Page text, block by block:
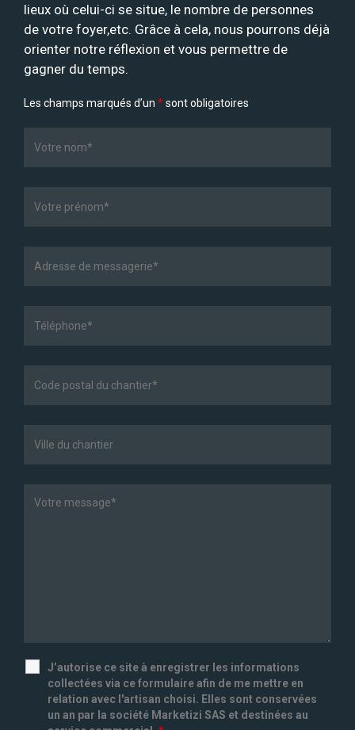
lieux où celui-ci se situe, le nombre de personnes
de votre foyer,etc. Grâce à cela, nous pourrons déjà
orienter notre réflexion et vous permettre de
gagner du temps.
Les champs marqués d’un *sont obligatoires
J’autorise ce site à enregistrer les informations
collectées via ce formulaire afin de me mettre en
relation avec l'artisan choisi. Elles sont conservées
un an par la société Marketizi SAS et destinées au